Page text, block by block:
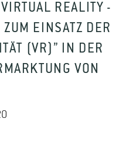
REALITY -
EINSATZ DER
(VR)” IN DER
VON